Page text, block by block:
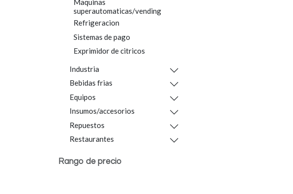
Maquinas
superautomaticas/vending
Refrigeracion
Sistemas de pago
Exprimidor de citricos
Industria
Bebidas frias
Equipos
Insumos/accesorios
Repuestos
Restaurantes
Rango de precio